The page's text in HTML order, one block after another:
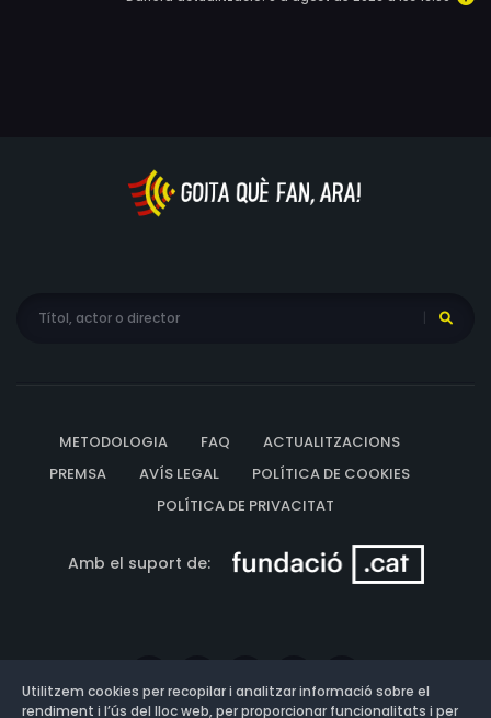
METODOLOGIA FAQ
ACTUALITZACIONS
PREMSA
AVÍS LEGAL
POLÍTICA DE COOKIES
POLÍTICA DE PRIVACITAT
Amb el suport de:
Utilitzem cookies per recopilar i analitzar informació sobre el
rendiment i l’ús del lloc web, per proporcionar funcionalitats i per